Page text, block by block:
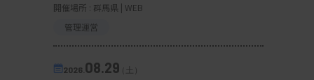
開催場所 : 群馬県 | WEB
管理運営
2026. 08.29 （土）